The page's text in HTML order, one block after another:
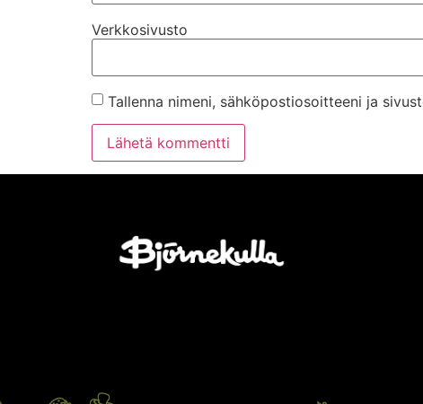
Verkkosivusto
Tallenna nimeni, sähköpostiosoitteeni ja